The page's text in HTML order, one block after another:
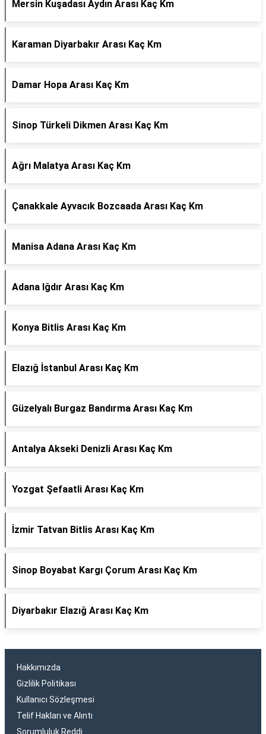
Mersin Kuşadası Aydın Arası Kaç Km
Karaman Diyarbakır Arası Kaç Km
Damar Hopa Arası Kaç Km
Sinop Türkeli Dikmen Arası Kaç Km
Ağrı Malatya Arası Kaç Km
Çanakkale Ayvacık Bozcaada Arası Kaç Km
Manisa Adana Arası Kaç Km
Adana Iğdır Arası Kaç Km
Konya Bitlis Arası Kaç Km
Elazığ İstanbul Arası Kaç Km
Güzelyalı Burgaz Bandırma Arası Kaç Km
Antalya Akseki Denizli Arası Kaç Km
Yozgat Şefaatli Arası Kaç Km
İzmir Tatvan Bitlis Arası Kaç Km
Sinop Boyabat Kargı Çorum Arası Kaç Km
Diyarbakır Elazığ Arası Kaç Km
Hakkımızda
Gizlilik Politikası
Kullanıcı Sözleşmesi
Telif Hakları ve Alıntı
Sorumluluk Reddi